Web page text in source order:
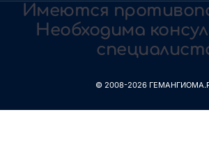
Имеются
Необходима
© 2008-2026